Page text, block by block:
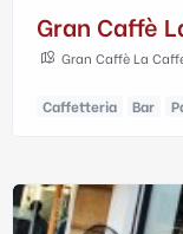
Gran Caffè
Gran Caffè La
Caffetteria Bar